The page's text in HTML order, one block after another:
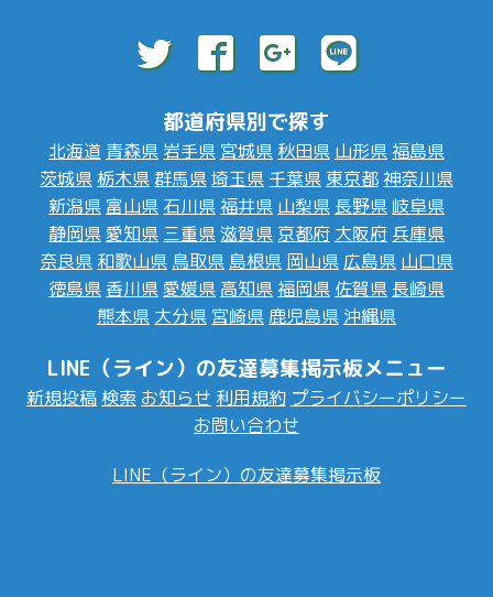
都道府県別で探す
北海道 青森県 岩手県 宮城県 秋田県 山形県福島県
茨城県 栃木県群馬県埼玉県 千葉県 東京都神奈川県
新潟県 富山県 石川県福井県 山梨県 長野県 岐阜県
静岡県愛知県 三重県滋賀県 京都府 大阪府 兵庫県
奈良県 和歌山県 鳥取県 島根県 岡山県 広島県 山口県
徳島県 香川県愛媛県 高知県福岡県 佐賀県 長崎県
熊本県 大分県 宮崎県 鹿児島県 沖縄県
LINE（ライン）の友達募集掲示板メニュー
新規投稿 検索 お知らせ 利用規約 プライバシーポリシー
お問い合わせ
LINE（ライン）の友達募集掲示板